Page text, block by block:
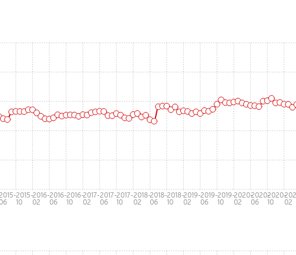
06
2015-
10
2016-
02
2016-
06
2016-
10
2017-
02
2017-
06
2017-
10
2018-
02
2018-
06
2018-
10
2019-
02
2019-
06
2019-
10
2020-
02
2020-
06
2020-
10
02